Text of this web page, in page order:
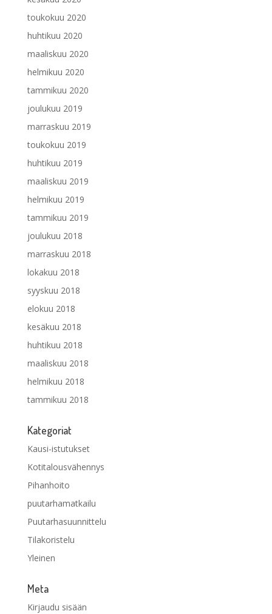
toukokuu 2020
huhtikuu 2020
maaliskuu 2020
helmikuu 2020
tammikuu 2020
joulukuu 2019
marraskuu 2019
toukokuu 2019
huhtikuu 2019
maaliskuu 2019
helmikuu 2019
tammikuu 2019
joulukuu 2018
marraskuu 2018
lokakuu 2018
syyskuu 2018
elokuu 2018
kesäkuu 2018
huhtikuu 2018
maaliskuu 2018
helmikuu 2018
tammikuu 2018
Kategoriat
Kausi-istutukset
Kotitalousvähennys
Pihanhoito
puutarhamatkailu
Puutarhasuunnittelu
Tilakoristelu
Yleinen
Meta
Kirjaudu sisään